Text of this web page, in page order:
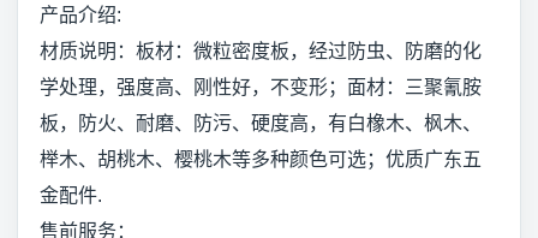
产品介绍:
材质说明：板材：微粒密度板，经过防虫、防磨的化
学处理，强度高、刚性好，不变形；面材：三聚氰胺
板，防火、耐磨、防污、硬度高，有白橡木、枫木、
榉木、胡桃木、樱桃木等多种颜色可选；优质广东五
金配件.
售前服务：